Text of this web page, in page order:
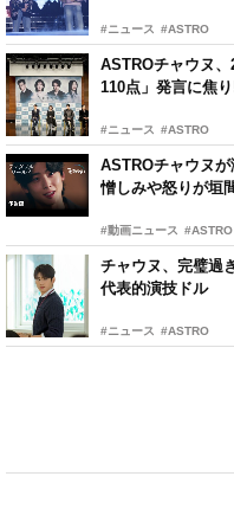
#ニュース #ASTRO
ASTROチャウヌ
110点」発言に焦
#ニュース #ASTRO
ASTROチャウヌ
憎しみや怒りが垣
#動画ニュース #ASTRO
チャウヌ、完璧過
代表的演技ドル
#ニュース #ASTRO